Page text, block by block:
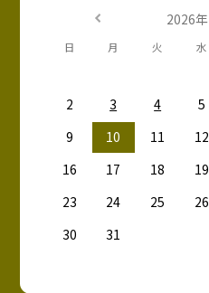
2026年
日 月 火 水
2
3 4 5
9
10 11 12
16
17 18 19
23
24 25 26
30
31